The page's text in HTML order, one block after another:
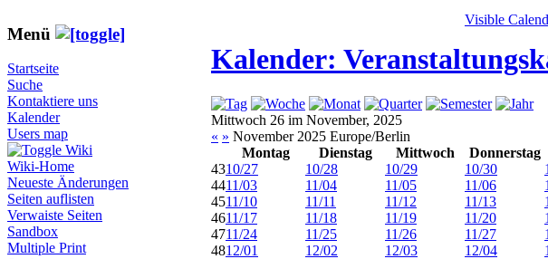
Menü
Startseite
Suche
Kontaktiere uns
Kalender
Users map
Wiki
Wiki-Home
Neueste Änderungen
Seiten auflisten
Verwaiste Seiten
Sandbox
Multiple Print
Visible
Kalender:
Mittwoch 26 im November, 2025
« » November 2025 Europe/Berlin
Montag
Dienstag Mittwoch Donnerstag
4310/27 10/28 10/29 10/30
4411/03 11/04 11/05 11/06
4511/10 11/11 11/12 11/13
4611/17 11/18 11/19 11/20
4711/24 11/25 11/26 11/27
4812/01 12/02 12/03 12/04